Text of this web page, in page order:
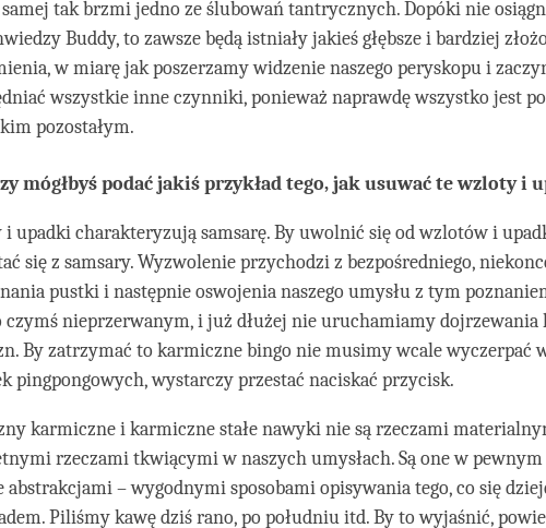
tak brzmi jedno ze ślubowań tantrycznych. Dopóki nie
Buddy, to zawsze będą istniały jakieś głębsze i bardziej
w miarę jak poszerzamy widzenie naszego peryskopu i
wszystkie inne czynniki, ponieważ naprawdę wszystko jest
pozostałym.
mógłbyś podać jakiś przykład tego, jak usuwać te wzloty i
i upadki charakteryzują samsarę. By uwolnić się od wzlotów i
się z samsary. Wyzwolenie przychodzi z bezpośredniego,
pustki i następnie oswojenia naszego umysłu z tym
czymś nieprzerwanym, i już dłużej nie uruchamiamy
By zatrzymać to karmiczne bingo nie musimy wcale wyczerpać
pingpongowych, wystarczy przestać naciskać przycisk.
karmiczne i karmiczne stałe nawyki nie są rzeczami
rzeczami tkwiącymi w naszych umysłach. Są one w pewnym
abstrakcjami – wygodnymi sposobami opisywania tego, co się
Piliśmy kawę dziś rano, po południu itd. By to wyjaśnić,